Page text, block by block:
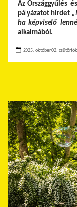
Az Országgyűlés
pályázatot hirdet
ha képviselő
alkalmából.
2025. október 02. csütörtök